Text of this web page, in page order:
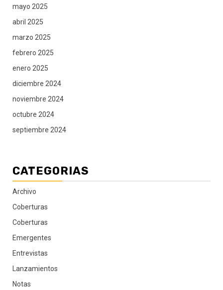
mayo 2025
abril 2025
marzo 2025
febrero 2025
enero 2025
diciembre 2024
noviembre 2024
octubre 2024
septiembre 2024
CATEGORIAS
Archivo
Coberturas
Coberturas
Emergentes
Entrevistas
Lanzamientos
Notas